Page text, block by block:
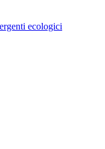
ecologici